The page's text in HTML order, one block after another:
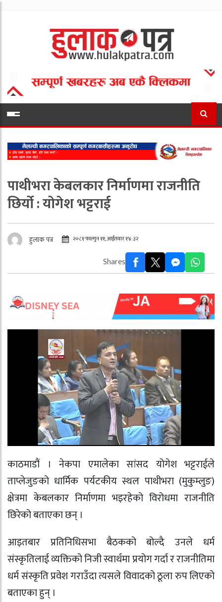
पाथीभरा केबलकार निर्माणमा राजनीति
छिर्यो : योगेश भट्टराई
हुलाक पत्र २०८१ फाल्गुन ११, आईतवार १४:३२
Shares
काठमाडौं । नेकपा एमालेका सांसद योगेश भट्टराईले
ताप्लेजुङको धार्मिक पर्यटकीय स्थल पाथीभरा (मुकुम्लुङ)
क्षेत्रमा केबलकार निर्माणमा भइरहेको विरोधमा राजनीति
छिरेको बताएका छन् ।
आइतबार प्रतिनिधिसभा बैठकको बोल्दै उनले धर्म
संस्कृतिलाई व्यक्तिको निजी स्वार्थमा प्रयोग गर्दा र राजनीतिमा
धर्म संस्कृति प्रवेश गराउँदा त्यसले विवादको ठूला रुप लिएको
बताएका हुन् ।